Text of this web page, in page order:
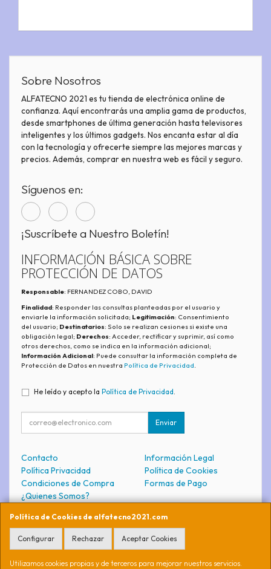
Política de Cookies de alfatecno2021.com
Configurar Rechazar Aceptar Cookies
Utilizamos cookies propias y de terceros para mejorar nuestros servicios.
Sobre Nosotros
ALFATECNO 2021 es tu tienda de electrónica online de
confianza. Aquí encontrarás una amplia gama de productos,
desde smartphones de última generación hasta televisores
inteligentes y los últimos gadgets. Nos encanta estar al día
con la tecnología y ofrecerte siempre las mejores marcas y
precios. Además, comprar en nuestra web es fácil y seguro.
Síguenos en:
¡Suscríbete a Nuestro Boletín!
INFORMACIÓN BÁSICA SOBRE
PROTECCIÓN DE DATOS
Responsable: FERNANDEZ COBO, DAVID
Finalidad: Responder las consultas planteadas por el usuario y
enviarle la información solicitada; Legitimación: Consentimiento
del usuario; Destinatarios: Solo se realizan cesiones si existe una
obligación legal; Derechos: Acceder, rectificar y suprimir, así como
otros derechos, como se indica en la información adicional;
Información Adicional: Puede consultar la información completa de
Protección de Datos en nuestra Política de Privacidad.
He leído y acepto la Política de Privacidad
Enviar
Contacto
Información Legal
Política Privacidad
Política de Cookies
Condiciones de Compra
Formas de Pago
¿Quienes Somos?
Contacto
soporte@alfatecno2021.com